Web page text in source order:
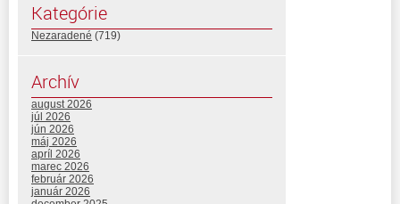
Kategórie
Nezaradené (719)
Archív
august 2026
júl 2026
jún 2026
máj 2026
apríl 2026
marec 2026
február 2026
január 2026